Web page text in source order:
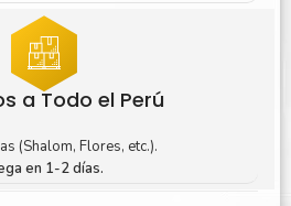
a Todo el Perú
(Shalom, Flores, etc.).
en 1-2 días.